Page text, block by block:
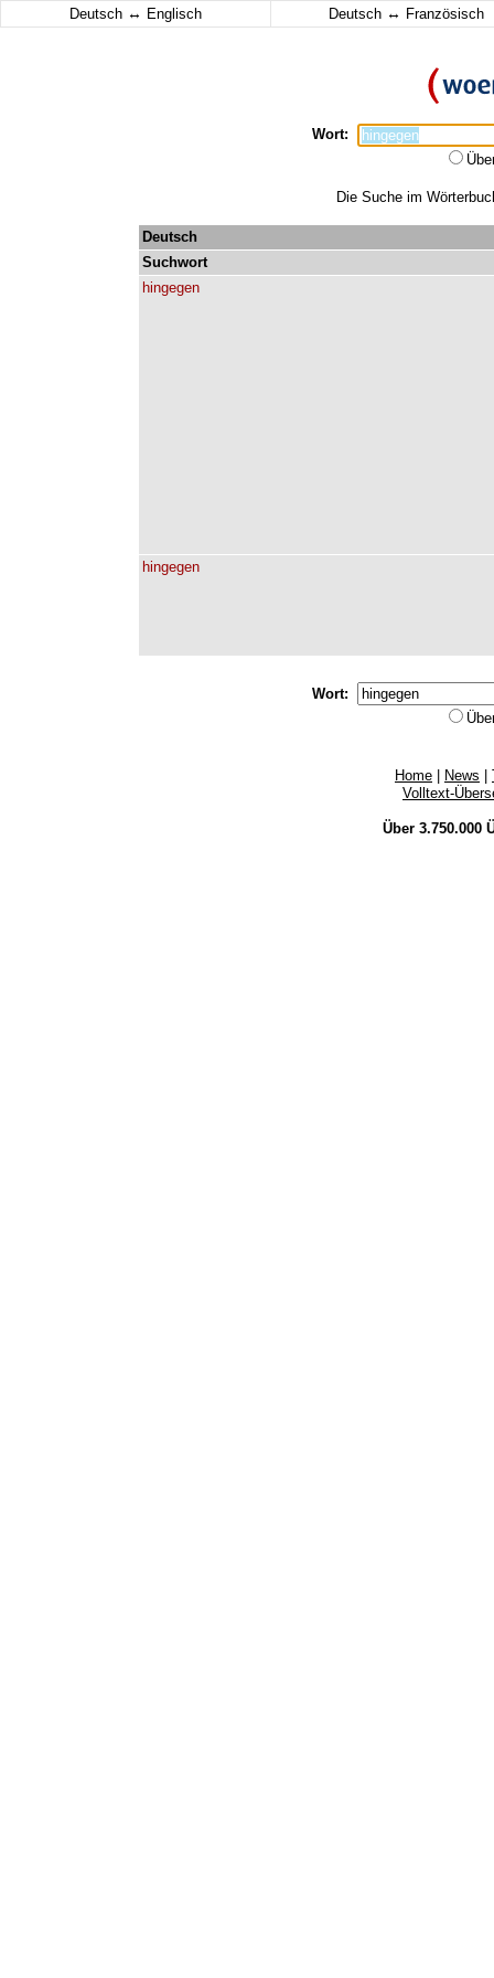
Deutsch ↔ Englisch Deutsch ↔ Französisch
Wort:
Die Suche im
Deutsch
Suchwort
hingegen
hingegen
Wort:
Home News
Volltext-
Über 3.750.000